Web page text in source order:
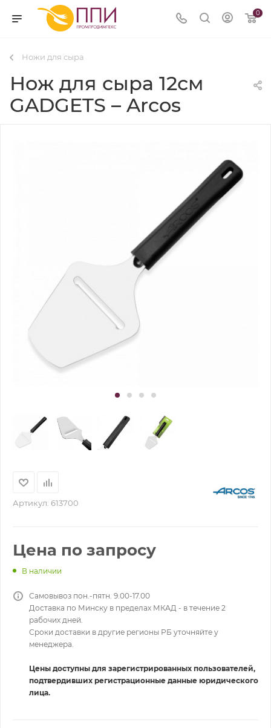
0
Ножи для сыра
Нож для сыра 12см
GADGETS – Arcos
Артикул: 613700
Цена по запросу
В наличии
Самовывоз пон.-пятн. 9.00-17.00
Доставка по Минску в пределах МКАД - в течение 2
рабочих дней.
Сроки доставки в другие регионы РБ уточняйте у
менеджера.
Цены доступны для зарегистрированных пользователей,
подтвердивших регистрационные данные юридического
лица.